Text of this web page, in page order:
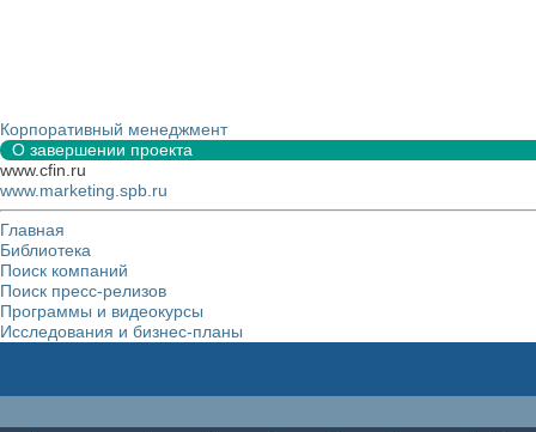
Корпоративный менеджмент
О завершении проекта
www.cfin.ru
www.marketing.spb.ru
Главная
Библиотека
Поиск компаний
Поиск пресс-релизов
Программы и видеокурсы
Исследования и бизнес-планы